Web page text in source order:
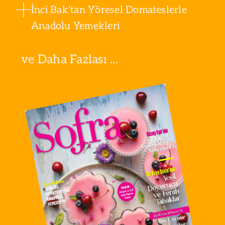
İnci Bak'tan Yöresel Domateslerle
Anadolu Yemekleri
ve Daha Fazlası ...